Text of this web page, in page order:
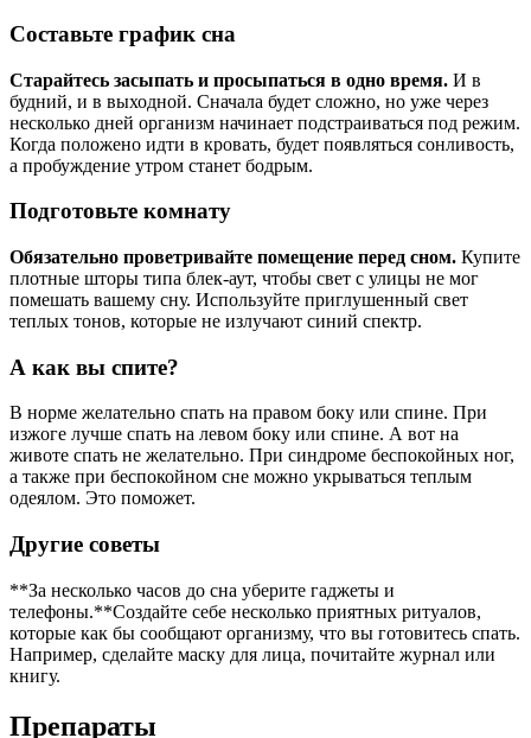
Составьте график сна
Старайтесь засыпать и просыпаться в одно время. И в
будний, и в выходной. Сначала будет сложно, но уже через
несколько дней организм начинает подстраиваться под режим.
Когда положено идти в кровать, будет появляться сонливость,
а пробуждение утром станет бодрым.
Подготовьте комнату
Обязательно проветривайте помещение перед сном. Купите
плотные шторы типа блек-аут, чтобы свет с улицы не мог
помешать вашему сну. Используйте приглушенный свет
теплых тонов, которые не излучают синий спектр.
А как вы спите?
В норме желательно спать на правом боку или спине. При
изжоге лучше спать на левом боку или спине. А вот на
животе спать не желательно. При синдроме беспокойных ног,
а также при беспокойном сне можно укрываться теплым
одеялом. Это поможет.
Другие советы
**За несколько часов до сна уберите гаджеты и
телефоны.**Создайте себе несколько приятных ритуалов,
которые как бы сообщают организму, что вы готовитесь спать.
Например, сделайте маску для лица, почитайте журнал или
книгу.
Препараты